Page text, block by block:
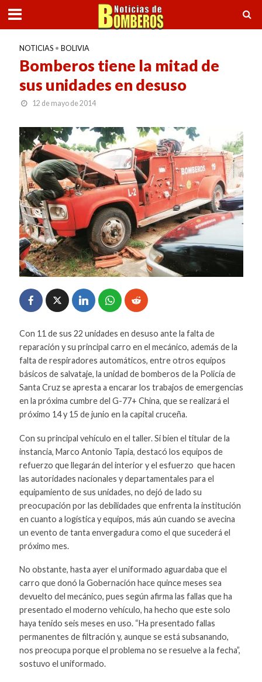
NOTICIAS • BOLIVIA
Bomberos tiene la mitad de
sus unidades en desuso
12 de mayo de 2014
Con 11 de sus 22 unidades en desuso ante la falta de
reparación y su principal carro en el mecánico, además de la
falta de respiradores automáticos, entre otros equipos
básicos de salvataje, la unidad de bomberos de la Policía de
Santa Cruz se apresta a encarar los trabajos de emergencias
en la próxima cumbre del G-77+ China, que se realizará el
próximo 14 y 15 de junio en la capital cruceña.
Con su principal vehículo en el taller. Si bien el titular de la
instancia, Marco Antonio Tapia, destacó los equipos de
refuerzo que llegarán del interior y el esfuerzo que hacen
las autoridades nacionales y departamentales para el
equipamiento de sus unidades, no dejó de lado su
preocupación por las debilidades que enfrenta la institución
en cuanto a logística y equipos, más aún cuando se avecina
un evento de tanta envergadura como el que sucederá el
próximo mes.
No obstante, hasta ayer el uniformado aguardaba que el
carro que donó la Gobernación hace quince meses sea
devuelto del mecánico, pues según afirma las fallas que ha
presentado el moderno vehículo, ha hecho que este solo
haya tenido seis meses en uso. “Ha presentado fallas
permanentes de filtración y, aunque se está subsanando,
nos preocupa porque el problema no se resuelve a la fecha”,
sostuvo el uniformado.